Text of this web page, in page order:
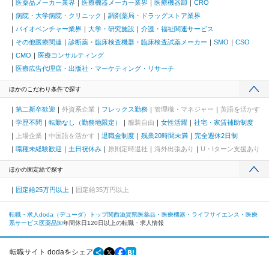
医薬品メーカー業界 医療機器メーカー業界 医療機器卸
CRO
病院・大学病院・クリニック
調剤薬局・ドラッグストア業界
バイオベンチャー業界
大学・研究施設
介護・福祉関連サービス
その他医療関連
診断薬・臨床検査機器・臨床検査試薬メーカー SMO
CSO
CMO
医療コンサルティング
医療広告代理店・出版社・マーケティング・リサーチ
ほかのこだわり条件で探す
第二新卒歓迎 外資系企業 フレックス勤務 管理職・マネジャー
英語を活かす
学歴不問
転勤なし（勤務地限定） 服装自由 女性活躍
社宅・家賃補助制度
上場企業
中国語を活かす 退職金制度 残業20時間未満
完全週休2日制
職種未経験歓迎
土日祝休み 原則定時退社 海外出張あり U・Iターン支援あり
ほかの固定給で探す
固定給25万円以上 固定給35万円以上
転職・求人doda（デューダ）トップ関西滋賀県医薬品・医療機器・ライフサイエンス・医療
系サービス 医薬品卸年間休日120日以上の転職・求人情報
転職サイト dodaをシェア